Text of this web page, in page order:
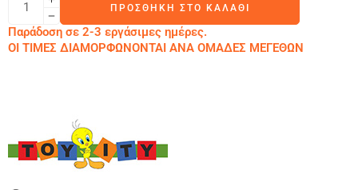
ΠΡΟΣΘΉΚΗ ΣΤΟ ΚΑΛΆΘΙ
Παράδοση σε 2-3 εργάσιμες ημέρες.
ΟΙ ΤΙΜΕΣ ΔΙΑΜΟΡΦΩΝΟΝΤΑΙ ΑΝΑ ΟΜΑΔΕΣ ΜΕΓΕΘΩΝ